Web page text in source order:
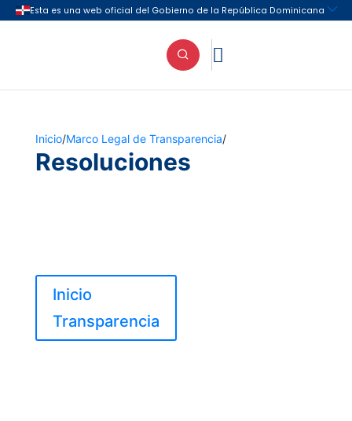

Inicio/Marco Legal de Transparencia/
Resoluciones
Inicio
Transparencia